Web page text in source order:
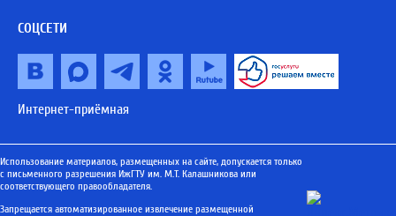
СОЦСЕТИ
Интернет-приёмная
Использование материалов, размещенных на сайте, допускается только
с письменного разрешения ИжГТУ им. М.Т. Калашникова или
соответствующего правообладателя.
Запрещается автоматизированное извлечение размещенной